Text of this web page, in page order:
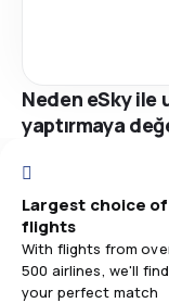
Neden eSky ile
yaptırmaya
Largest choice of
flights
With flights from
500 airlines, we'll find
your perfect match